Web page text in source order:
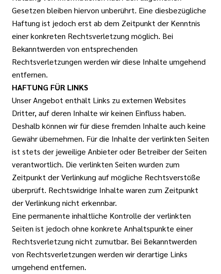
Gesetzen bleiben hiervon unberührt. Eine diesbezügliche
Haftung ist jedoch erst ab dem Zeitpunkt der Kenntnis
einer konkreten Rechtsverletzung möglich. Bei
Bekanntwerden von entsprechenden
Rechtsverletzungen werden wir diese Inhalte umgehend
entfernen.
HAFTUNG FÜR LINKS
Unser Angebot enthält Links zu externen Websites
Dritter, auf deren Inhalte wir keinen Einfluss haben.
Deshalb können wir für diese fremden Inhalte auch keine
Gewähr übernehmen. Für die Inhalte der verlinkten Seiten
ist stets der jeweilige Anbieter oder Betreiber der Seiten
verantwortlich. Die verlinkten Seiten wurden zum
Zeitpunkt der Verlinkung auf mögliche Rechtsverstöße
überprüft. Rechtswidrige Inhalte waren zum Zeitpunkt
der Verlinkung nicht erkennbar.
Eine permanente inhaltliche Kontrolle der verlinkten
Seiten ist jedoch ohne konkrete Anhaltspunkte einer
Rechtsverletzung nicht zumutbar. Bei Bekanntwerden
von Rechtsverletzungen werden wir derartige Links
umgehend entfernen.